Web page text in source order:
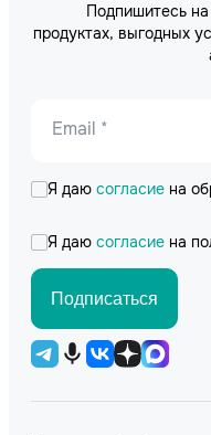
Подпишитесь
продуктах, выгодных
Email *
Я даю согласие на
Я даю согласие на
Подписаться